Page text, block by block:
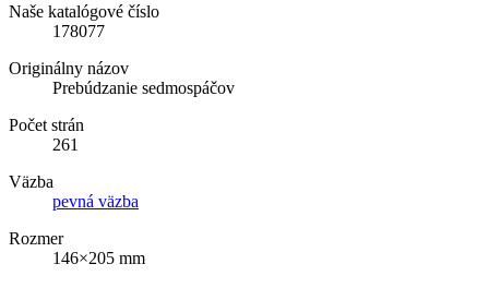
Naše katalógové číslo
178077
Originálny názov
Prebúdzanie sedmospáčov
Počet strán
261
Väzba
pevná väzba
Rozmer
146×205 mm